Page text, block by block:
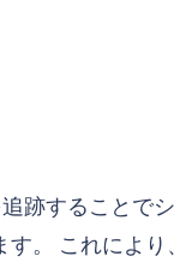
跡することで
す。 これにより